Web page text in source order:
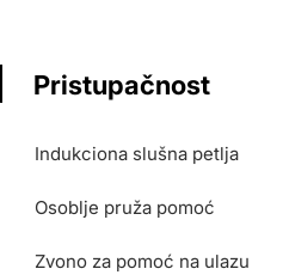
Pristupačnost
Indukciona slušna petlja
Osoblje pruža pomoć
Zvono za pomoć na ulazu